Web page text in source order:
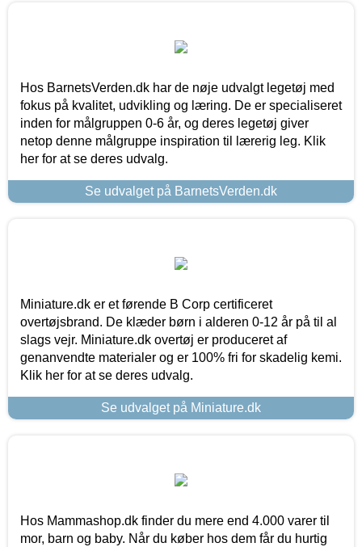
Hos BarnetsVerden.dk har de nøje udvalgt legetøj med
fokus på kvalitet, udvikling og læring. De er specialiseret
inden for målgruppen 0-6 år, og deres legetøj giver
netop denne målgruppe inspiration til lærerig leg. Klik
her for at se deres udvalg.
Se udvalget på BarnetsVerden.dk
Miniature.dk er et førende B Corp certificeret
overtøjsbrand. De klæder børn i alderen 0-12 år på til al
slags vejr. Miniature.dk overtøj er produceret af
genanvendte materialer og er 100% fri for skadelig kemi.
Klik her for at se deres udvalg.
Se udvalget på Miniature.dk
Hos Mammashop.dk finder du mere end 4.000 varer til
mor, barn og baby. Når du køber hos dem får du hurtig